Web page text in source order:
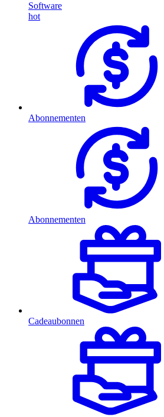
Software
hot
Abonnementen
Abonnementen
Cadeaubonnen